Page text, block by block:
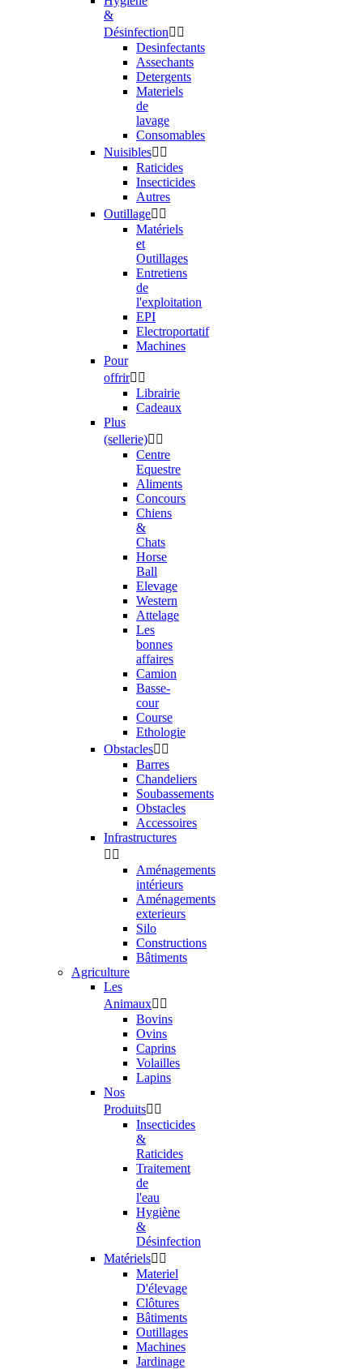
&
Désinfection 
Desinfectants
Assechants
Detergents
Materiels
de
lavage
Consomables
Nuisibles 
Raticides
Insecticides
Autres
Outillage 
Matériels
et
Outillages
Entretiens
de
l'exploitation
EPI
Electroportatif
Machines
Pour
offrir 
Librairie
Cadeaux
Plus
(sellerie) 
Centre
Equestre
Aliments
Concours
Chiens
&
Chats
Horse
Ball
Elevage
Western
Attelage
Les
bonnes
affaires
Camion
Basse-
cour
Course
Ethologie
Obstacles 
Barres
Chandeliers
Soubassements
Obstacles
Accessoires
Infrastructures
 
Aménagements
intérieurs
Aménagements
exterieurs
Silo
Constructions
Bâtiments
Agriculture
Les
Animaux 
Bovins
Ovins
Caprins
Volailles
Lapins
Nos
Produits 
Insecticides
&
Raticides
Traitement
de
l'eau
Hygiène
&
Désinfection
Matériels 
Materiel
D'élevage
Clôtures
Bâtiments
Outillages
Machines
Jardinage